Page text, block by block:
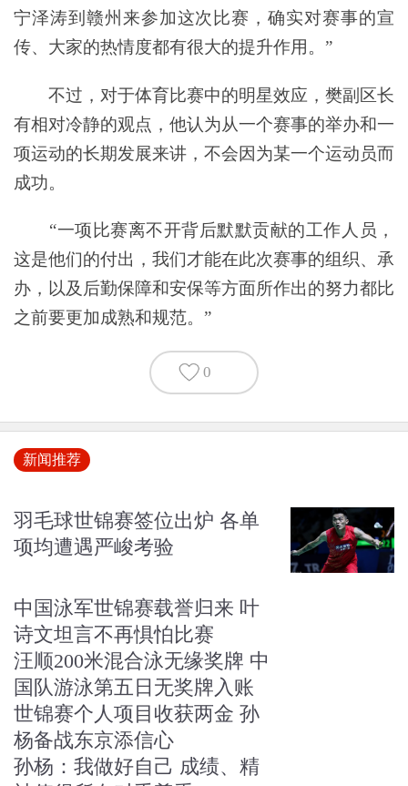
宁泽涛到赣州来参加这次比赛，确实对赛事的宣
传、大家的热情度都有很大的提升作用。”
不过，对于体育比赛中的明星效应，樊副区长
有相对冷静的观点，他认为从一个赛事的举办和一
项运动的长期发展来讲，不会因为某一个运动员而
成功。
“一项比赛离不开背后默默贡献的工作人员，
这是他们的付出，我们才能在此次赛事的组织、承
办，以及后勤保障和安保等方面所作出的努力都比
之前要更加成熟和规范。”
0
新闻推荐
羽毛球世锦赛签位出炉 各单
项均遭遇严峻考验
中国泳军世锦赛载誉归来 叶
诗文坦言不再惧怕比赛
汪顺200米混合泳无缘奖牌 中
国队游泳第五日无奖牌入账
世锦赛个人项目收获两金 孙
杨备战东京添信心
孙杨：我做好自己 成绩、精